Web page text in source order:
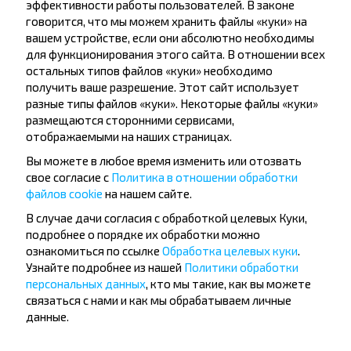
Брест - Беловежская
Все отзывы
Вопрос - Ответ
Как купить билет?
эффективности работы пользователей. В законе
говорится, что мы можем хранить файлы «куки» на
вашем устройстве, если они абсолютно необходимы
для функционирования этого сайта. В отношении всех
остальных типов файлов «куки» необходимо
получить ваше разрешение. Этот сайт использует
разные типы файлов «куки». Некоторые файлы «куки»
размещаются сторонними сервисами,
отображаемыми на наших страницах.
Вы можете в любое время изменить или отозвать
свое согласие с Политика в отношении обработки
файлов cookie на нашем сайте.
В случае дачи согласия с обработкой целевых Куки,
подробнее о порядке их обработки можно
ознакомиться по ссылке Обработка целевых куки
Узнайте подробнее из нашей Политики обработки
персональных данных , кто мы такие, как вы можете
связаться с нами и как мы обрабатываем личные
данные.